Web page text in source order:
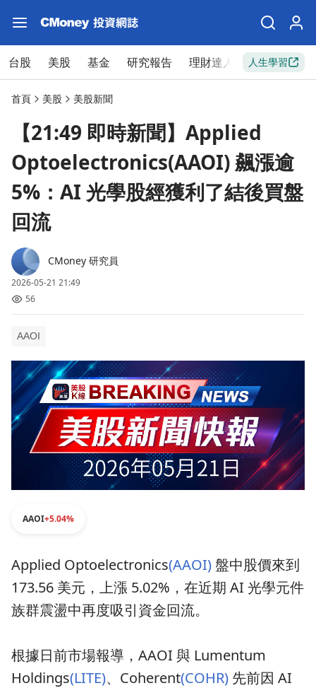
台股 美股 基金 研究報告 理財達人 新手入門
人生學習
首頁 美股 美股新聞
【21:49 即時新聞】Applied
Optoelectronics(AAOI) 飆漲逾
5%：AI 光學股經獲利了結後買盤
回流
CMoney 研究員
2026-05-21 21:49
56
AAOI
AAOI+5.04%
Applied Optoelectronics(AAOI) 盤中股價來到
173.56 美元，上漲 5.02%，在近期 AI 光學元件
族群震盪中再度吸引資金回流。
根據日前市場報導，AAOI 與 Lumentum
Holdings(LITE)、Coherent(COHR) 先前因 AI